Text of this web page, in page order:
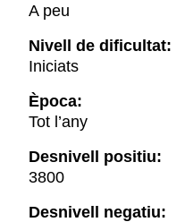
A peu
Nivell de dificultat:
Iniciats
Època:
Tot l’any
Desnivell positiu:
3800
Desnivell negatiu: